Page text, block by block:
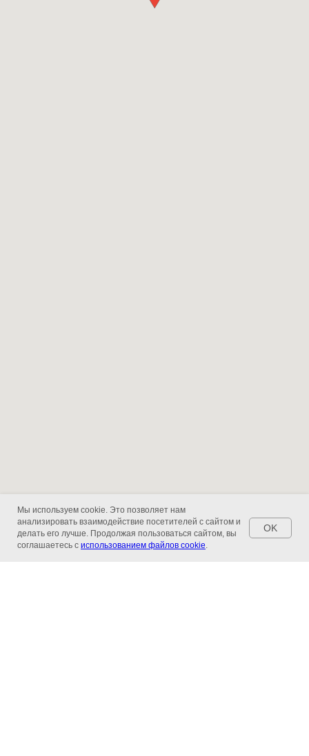
Мы используем cookie. Это позволяет нам
анализировать взаимодействие посетителей с сайтом и
делать его лучше. Продолжая пользоваться сайтом, вы
соглашаетесь с использованием файлов cookie.
OK